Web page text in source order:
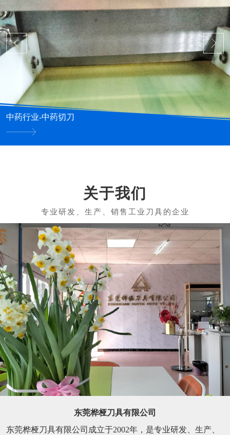
中药行业-中药切刀
关于我们
东莞桦桠刀具有限公司
东莞桦桠刀具有限公司成立于2002年，是专业研发、生产、